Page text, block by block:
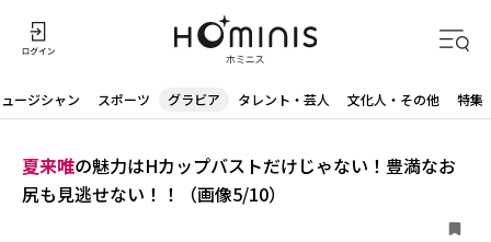
ージシャン スポーツ グラビア タレント・芸人 文化人・その他 特集
夏来唯の魅力はHカップバストだけじゃない！豊満なお
尻も見逃せない！！（画像5/10）